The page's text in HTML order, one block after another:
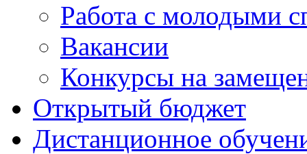
Работа с молодыми
Вакансии
Конкурсы на
Открытый бюджет
Дистанционное